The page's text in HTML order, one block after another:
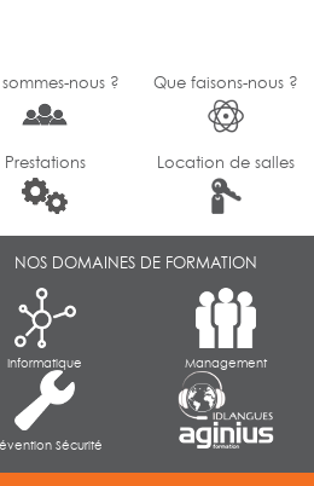
nous ? Que faisons-nous ?
Prestations Location de salles
NOS DOMAINES DE FORMATION
Informatique Management
Sécurité